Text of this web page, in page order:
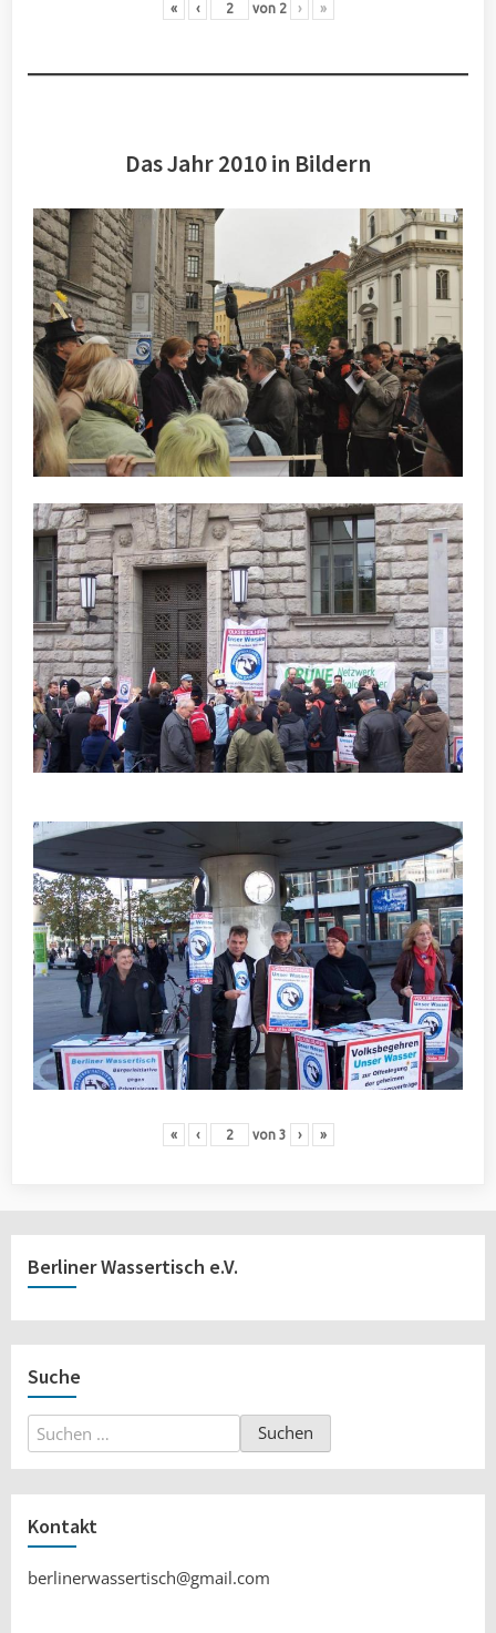
« ‹ von 2 › »
Das Jahr 2010 in Bildern
« ‹ von 3 › »
Berliner Wassertisch e.V.
Suche
Suchen
nach:
Kontakt
berlinerwassertisch@gmail.com